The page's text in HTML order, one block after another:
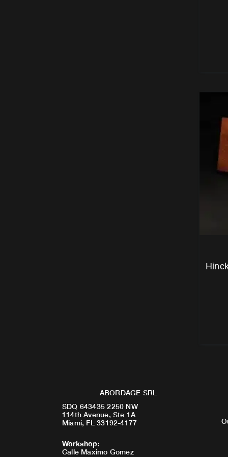
ABORDAGE SRL
SDQ 643435 2250 NW
114th Avenue, Ste 1A
Miami, FL 33192-4177
Workshop:
Calle Maximo Gomez